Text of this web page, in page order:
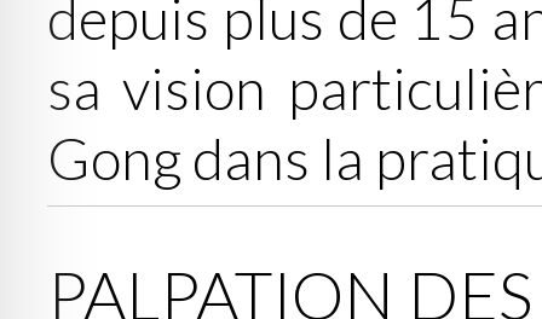
depuis plus de 15
sa vision
Gong dans la
PALPATION